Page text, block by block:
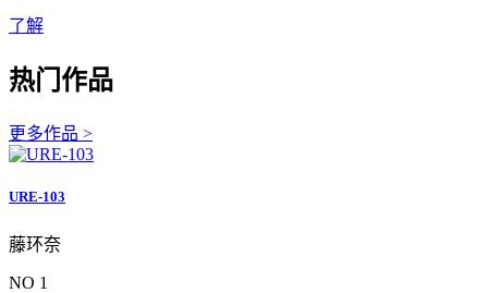
了解
热门作品
更多作品 >
URE-103
藤环奈
NO 1